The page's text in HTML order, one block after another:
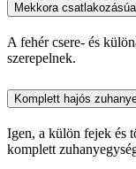
Mekkora
A fehér csere- és
szerepelnek.
Komplett hajós
Igen, a külön fejek és
komplett